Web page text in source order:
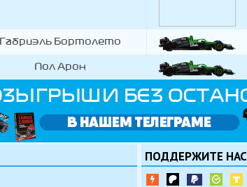
Габриэль Бортолето
Пол Арон
ПОДДЕРЖИТЕ НАС